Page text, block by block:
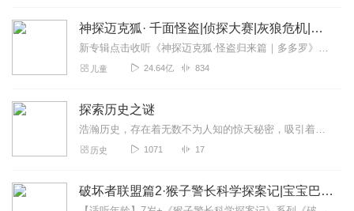
神探迈克狐· 千面怪盗|侦探大赛|灰狼危机|多多罗
新专辑点击收听《神探迈克狐·怪盗归来篇｜多多罗》！！！>>>点击进入主播橱窗购买《神探迈克狐》系列图书吧!<<<多多罗故事【点击前往】收听多多罗其他好玩有趣的故...
儿童 24.64亿 834
探索历史之谜
浩瀚历史，存在着无数不为人知的惊天秘密，吸引着一代代人疯狂的去探索，追寻其中的答案！
历史 1071 17
破坏者联盟篇2·猴子警长科学探案记|宝宝巴士故事